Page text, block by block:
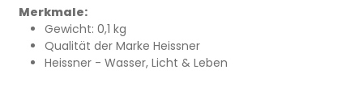
Merkmale:
Gewicht: 0,1 kg
Qualität der Marke Heissner
Heissner - Wasser, Licht & Leben